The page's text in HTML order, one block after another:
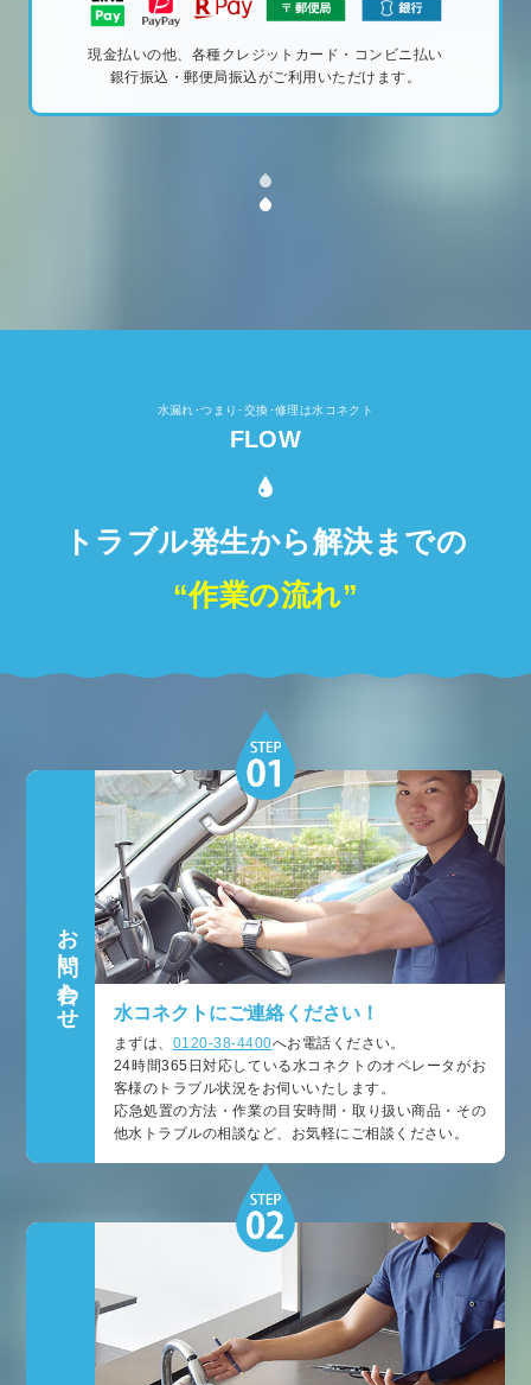
現金払いの他、各種クレジットカード・コンビニ払い
銀行振込・郵便局振込がご利用いただけます。
水漏れ･つまり･交換･修理は水コネクト
FLOW
トラブル発生から解決までの
“作業の流れ”
お問い合わせ 水コネクトにご連絡ください！
まずは、 0120-38-4400へお電話ください。
24時間365日対応している水コネクトのオペレータがお
客様のトラブル状況をお伺いいたします。
応急処置の方法・作業の目安時間・取り扱い商品・その
他水トラブルの相談など、お気軽にご相談ください。